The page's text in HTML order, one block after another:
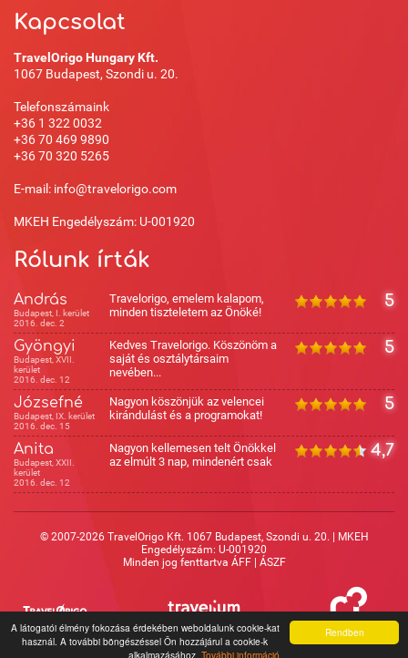
Rendben
A látogatói élmény fokozása érdekében weboldalunk cookie-kat
használ. A további böngészéssel Ön hozzájárul a cookie-k
alkalmazásához. További információ
Kapcsolat
TravelOrigo Hungary Kft.
1067 Budapest, Szondi u. 20.
Telefonszámaink
+36 1 322 0032
+36 70 469 9890
+36 70 320 5265
E-mail: info@travelorigo.com
MKEH Engedélyszám: U-001920
Rólunk írták
András
Budapest, I. kerület
2016. dec. 2
5
Travelorigo, emelem kalapom,
minden tiszteletem az Önöké!
Gyöngyi
Budapest, XVII.
kerület
2016. dec. 12
5
Kedves Travelorigo. Köszönöm a
saját és osztálytársaim
nevében...
Józsefné
Budapest, IX. kerület
2016. dec. 15
5
Nagyon köszönjük az velencei
kirándulást és a programokat!
Anita
Budapest, XXII.
kerület
2016. dec. 12
4,7
Nagyon kellemesen telt Önökkel
az elmúlt 3 nap, mindenért csak
© 2007-2026 TravelOrigo Kft. 1067 Budapest, Szondi u. 20. | MKEH
Engedélyszám: U-001920
Minden jog fenttartva ÁFF| ÁSZF